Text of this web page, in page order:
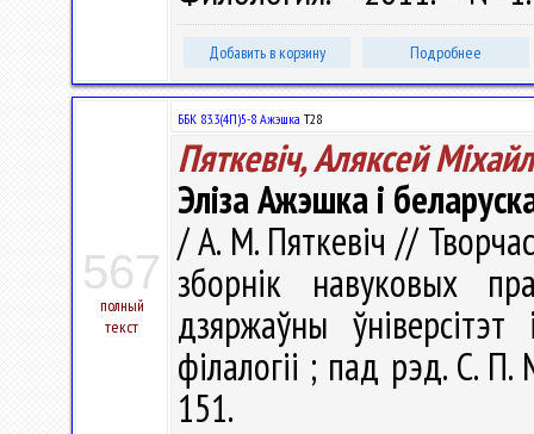
Добавить в корзину Подробнее
567
полный
текст
ББК 83.3(4П)5-8 Ажэшка Т28
Пяткевіч, Аляксей
Эліза Ажэшка і
/ А. М. Пяткевіч //
зборнiк навуковых
дзяржаўны
філалогіі ; пад рэд. С.
151.